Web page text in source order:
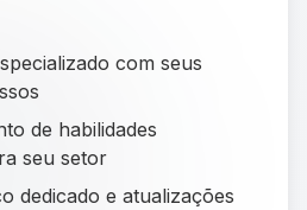
com seus
de habilidades
seu setor
dedicado e atualizações